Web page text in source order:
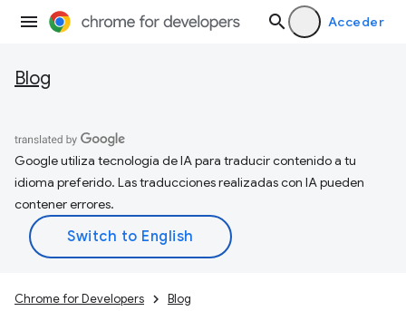
Acceder
Blog
Google utiliza tecnología de IA para traducir contenido a tu
idioma preferido. Las traducciones realizadas con IA pueden
contener errores.
Chrome for Developers Blog